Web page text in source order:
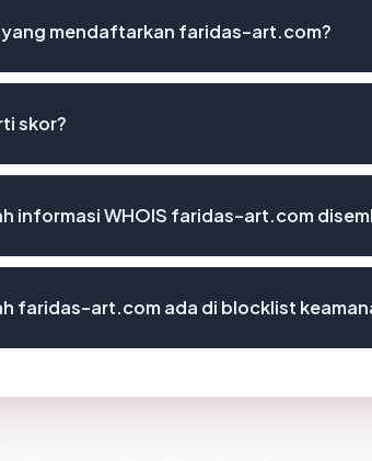
mendaftarkan faridas-art.com?
skor?
informasi WHOIS faridas-art.com
faridas-art.com ada di blocklist